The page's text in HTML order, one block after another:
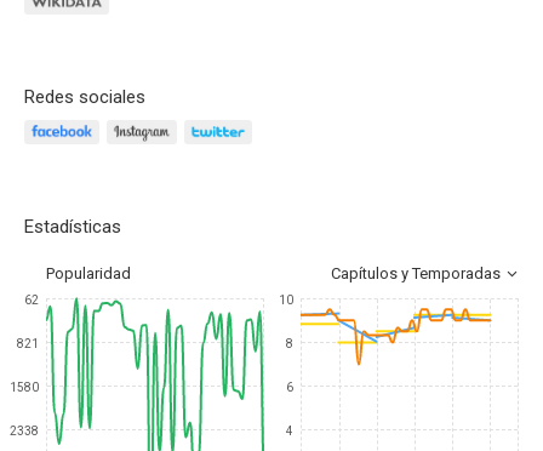
Redes sociales
Estadísticas
Popularidad Capítulos y Temporadas
62
821
1580
2338
10
8
6
4